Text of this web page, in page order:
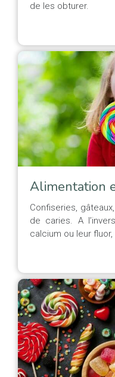
de les obturer.
Alimentation
Confiseries,
de caries. A
calcium ou leur